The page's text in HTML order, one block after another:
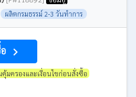
ผลิตกรมธรรม์ 2-3 วันทำการ
navigate_next
มครองและเงื่อนไขก่อนสั่งซื้อ